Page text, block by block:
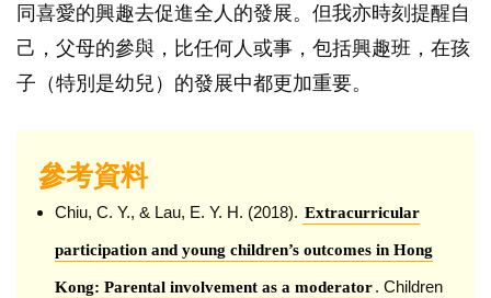
同喜愛的興趣去促進全人的發展。但我亦時刻提醒自
己，父母的參與，比任何人或事，包括興趣班，在孩
子（特別是幼兒）的發展中都更加重要。
參考資料
Chiu, C. Y., & Lau, E. Y. H. (2018). Extracurricular
participation and young children’s outcomes in Hong
Kong: Parental involvement as a moderator. Children